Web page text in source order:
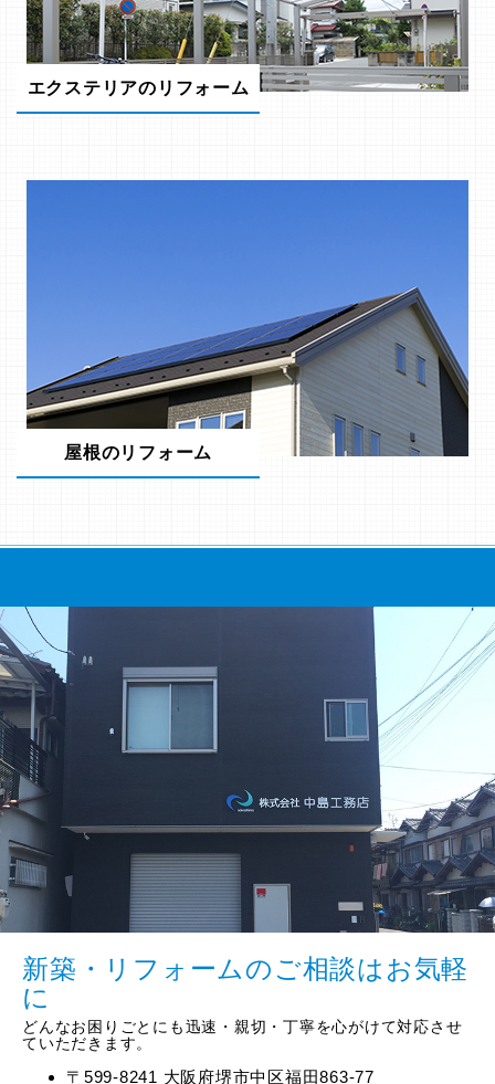
エクステリアのリフォーム
屋根のリフォーム
新築・リフォームのご相談はお気軽
に
どんなお困りごとにも迅速・親切・丁寧を心がけて対応させ
ていただきます。
〒599-8241 大阪府堺市中区福田863-77